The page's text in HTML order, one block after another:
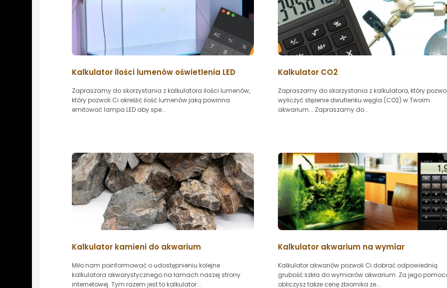
Kalkulator ilości lumenów oświetlenia LED
Zapraszamy do skorzystania z kalkulatora ilości lumenów,
który pozwoli Ci określić ilość lumenów jaką powinna
emitować lampa LED aby spe...
Kalkulator CO2
Zapraszamy do skorzystania z kalkulatora, który
wyliczyć stężenie dwutlenku węgla (CO2) w Twoim
akwarium... Zapraszamy do...
Kalkulator kamieni do akwarium
Miło nam poinformować o udostępnieniu kolejne
kalkulatora akwarystycznego na łamach naszej strony
internetowej. Tym razem jest to kalkulator...
Kalkulator akwarium na wymiar
Kalkulator akwariów pozwoli Ci dobrać odpowiednią
grubość szkła do wymiarów akwarium. Za jego
obliczysz także cenę zbiornika ze...